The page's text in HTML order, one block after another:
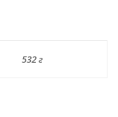
532 г